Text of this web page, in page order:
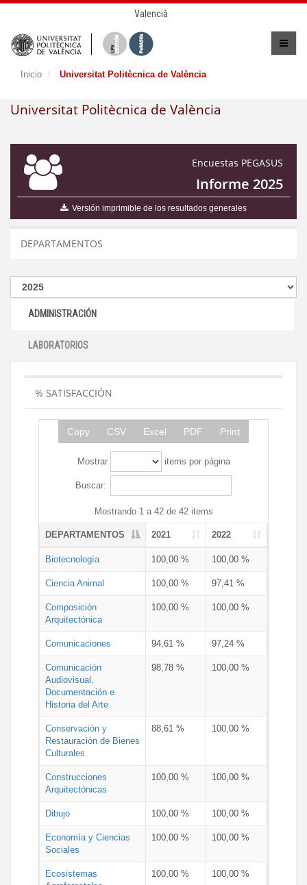
Valencià
Inicio Universitat Politècnica de València
Universitat Politècnica de València
Encuestas PEGASUS
Informe 2025
Versión imprimible de los resultados generales
DEPARTAMENTOS
ADMINISTRACIÓN
LABORATORIOS
% SATISFACCIÓN
Copy CSV Excel PDF Print
Mostrar items por página
Buscar:
Mostrando 1 a 42 de 42 items
DEPARTAMENTOS 2021 2022
Biotecnología 100,00 % 100,00 %
Ciencia Animal 100,00 % 97,41 %
Composición
Arquitectónica
100,00 % 100,00 %
Comunicaciones 94,61 % 97,24 %
Comunicación
Audiovisual,
Documentación e
Historia del Arte
98,78 % 100,00 %
Conservación y
Restauración de Bienes
Culturales
88,61 % 100,00 %
Construcciones
Arquitectónicas
100,00 % 100,00 %
Dibujo 100,00 % 100,00 %
Economía y Ciencias
Sociales
100,00 % 100,00 %
Ecosistemas
100,00 % 100,00 %